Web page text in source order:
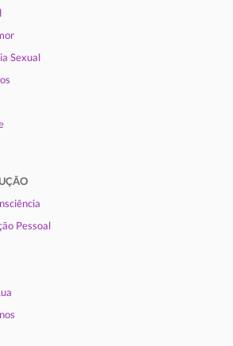
Sexual
Pessoal